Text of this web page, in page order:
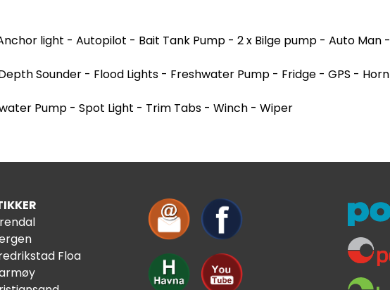
light - Autopilot - Bait Tank Pump - 2 x Bilge pump - Auto Man -
Sounder - Flood Lights - Freshwater Pump - Fridge - GPS - Horn
Pump - Spot Light - Trim Tabs - Winch - Wiper
Floa